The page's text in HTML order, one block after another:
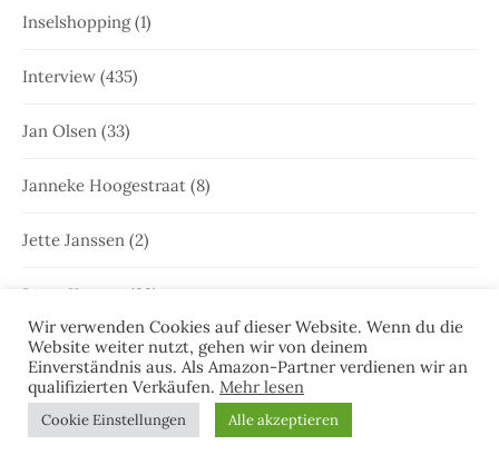
Inselshopping(1)
Interview (435)
Jan Olsen (33)
Janneke Hoogestraat (8)
Jette Janssen (2)
Joost Kramer (22)
Juist(35)
Juist(46)
Wir verwenden Cookies auf dieser Website. Wenn du die
Website weiter nutzt, gehen wir von deinem
Einverständnis aus. Als Amazon-Partner verdienen wir an
qualifizierten Verkäufen. Mehr lesen
Cookie Einstellungen Alle akzeptieren